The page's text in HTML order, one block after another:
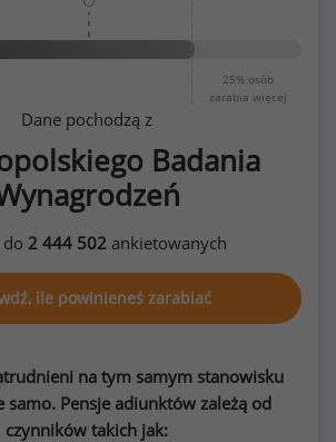
25% osób
zarabia więcej
Dane pochodzą z
Badania
do 2 444 502ankietowanych
ile powinieneś zarabiać
na tym samym stanowisku
samo. Pensje adiunktów zależą od
czynników takich jak: